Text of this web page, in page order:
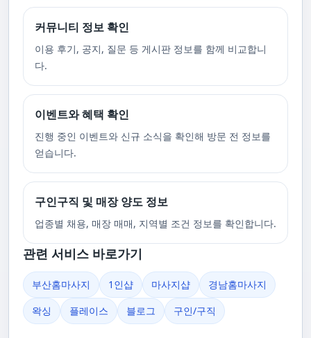
커뮤니티 정보 확인
이용 후기, 공지, 질문 등 게시판 정보를 함께 비교합니
다.
이벤트와 혜택 확인
진행 중인 이벤트와 신규 소식을 확인해 방문 전 정보를
얻습니다.
구인구직 및 매장 양도 정보
업종별 채용, 매장 매매, 지역별 조건 정보를 확인합니다.
관련 서비스 바로가기
부산홈마사지 1인샵 마사지샵
경남홈마사지
왁싱
플레이스 블로그 구인/구직